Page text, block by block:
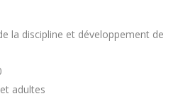
la discipline et développement de
adultes